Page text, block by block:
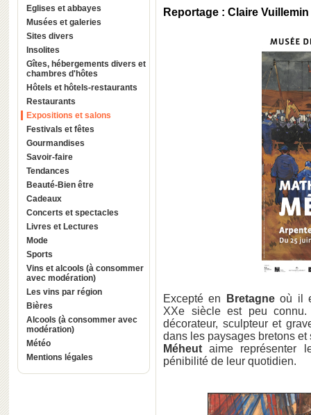
Eglises et abbayes
Musées et galeries
Sites divers
Insolites
Gîtes, hébergements divers et
chambres d'hôtes
Hôtels et hôtels-restaurants
Restaurants
Expositions et salons
Festivals et fêtes
Gourmandises
Savoir-faire
Tendances
Beauté-Bien être
Cadeaux
Concerts et spectacles
Livres et Lectures
Mode
Sports
Vins et alcools (à consommer
avec modération)
Les vins par région
Bières
Alcools (à consommer avec
modération)
Météo
Mentions légales
Reportage : Claire
Excepté en Bretagneoù il
XXe siècle est peu
décorateur, sculpteur et
dans les paysages bretons
Méheut aime représenter
pénibilité de leur quotidien.